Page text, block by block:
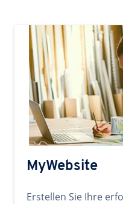
MyWebsite
Erstellen Sie Ihre